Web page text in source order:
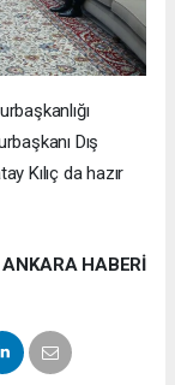
Dış
Kılıç da hazır
ANKARA HABERİ